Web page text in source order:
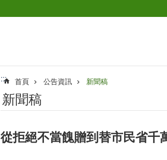
::: 首頁 公告資訊 新聞稿
新聞稿
從拒絕不當餽贈到替市民省千